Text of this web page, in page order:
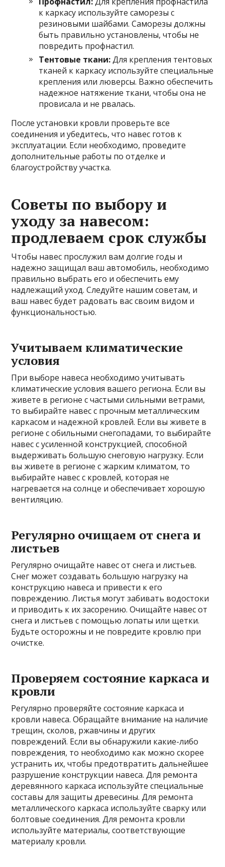
к каркасу используйте саморезы с
резиновыми шайбами. Саморезы должны
быть правильно установлены, чтобы не
повредить профнастил.
Тентовые ткани:Для крепления тентовых
тканей к каркасу используйте специальные
крепления или люверсы. Важно обеспечить
надежное натяжение ткани, чтобы она не
провисала и не рвалась.
После установки кровли проверьте все
соединения и убедитесь, что навес готов к
эксплуатации. Если необходимо, проведите
дополнительные работы по отделке и
благоустройству участка.
Советы по выбору и
уходу за навесом:
продлеваем срок службы
Чтобы навес прослужил вам долгие годы и
надежно защищал ваш автомобиль, необходимо
правильно выбрать его и обеспечить ему
надлежащий уход. Следуйте нашим советам, и
ваш навес будет радовать вас своим видом и
функциональностью.
Учитываем климатические
условия
При выборе навеса необходимо учитывать
климатические условия вашего региона. Если вы
живете в регионе с частыми сильными ветрами,
то выбирайте навес с прочным металлическим
каркасом и надежной кровлей. Если вы живете в
регионе с обильными снегопадами, то выбирайте
навес с усиленной конструкцией, способной
выдерживать большую снеговую нагрузку. Если
вы живете в регионе с жарким климатом, то
выбирайте навес с кровлей, которая не
нагревается на солнце и обеспечивает хорошую
вентиляцию.
Регулярно очищаем от снега и
листьев
Регулярно очищайте навес от снега и листьев.
Снег может создавать большую нагрузку на
конструкцию навеса и привести к его
повреждению. Листья могут забивать водостоки
и приводить к их засорению. Очищайте навес от
снега и листьев с помощью лопаты или щетки.
Будьте осторожны и не повредите кровлю при
очистке.
Проверяем состояние каркаса и
кровли
Регулярно проверяйте состояние каркаса и
кровли навеса. Обращайте внимание на наличие
трещин, сколов, ржавчины и других
повреждений. Если вы обнаружили какие-либо
повреждения, то необходимо как можно скорее
устранить их, чтобы предотвратить дальнейшее
разрушение конструкции навеса. Для ремонта
деревянного каркаса используйте специальные
составы для защиты древесины. Для ремонта
металлического каркаса используйте сварку или
болтовые соединения. Для ремонта кровли
используйте материалы, соответствующие
материалу кровли.